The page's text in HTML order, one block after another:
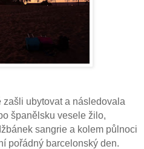
ubytovat a následovala
španělsku vesele žilo,
sangrie a kolem půlnoci
pořádný barcelonský den.